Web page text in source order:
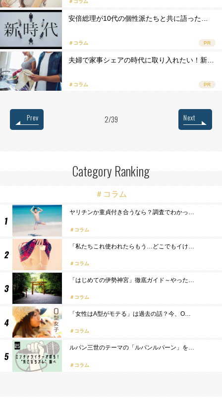
＃コラム
安倍総理が10代の個性派たちと共に語った…
＃コラム PR
夫婦で家事シェアの時代に取り入れたい！新…
＃コラム PR
2/39
Prev Next
Category Ranking
＃コラム
ヤリチンか童貞付き合うなら？調査でわかっ…
コラム
「私たちこれ使われたらもう…どこでもイけ…
コラム
「はじめての伊勢神宮」徹底ガイド～やった…
コラム
「女性はA型がモテる」は過去の話？今、O…
コラム
ルパン三世のテーマの「ルパンルパーン」を…
コラム